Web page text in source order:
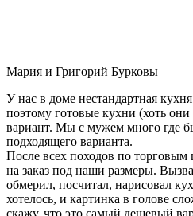
Мария и Григорий Бурковы
У нас в доме нестандартная
поэтому готовые кухни (хоть
вариант. Мы с мужем много где
подходящего варианта.
После всех походов по
на заказ под наши размеры.
обмерил, посчитал, нарисовал
хотелось, и картинка в голове
скажу, что это самый дешевый